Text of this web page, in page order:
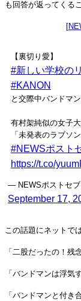
も回答が返ってくる
【裏切り愛】
#新しい学校の
#KANON
と交際中バンドマ
有村架純似の女子
「未発表のラブソン
#NEWSポスト
https://t.co/
— NEWSポストセ
September 17,
この話題にネットで
「二股だったの！残
「バンドマンは浮気
「バンドマンと付き